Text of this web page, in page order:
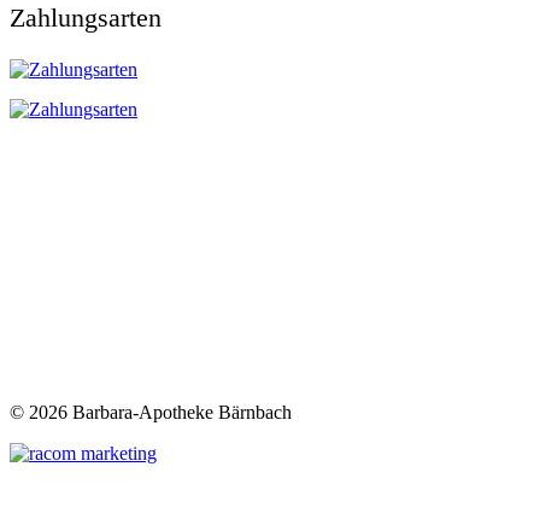
Zahlungsarten
© 2026 Barbara-Apotheke Bärnbach